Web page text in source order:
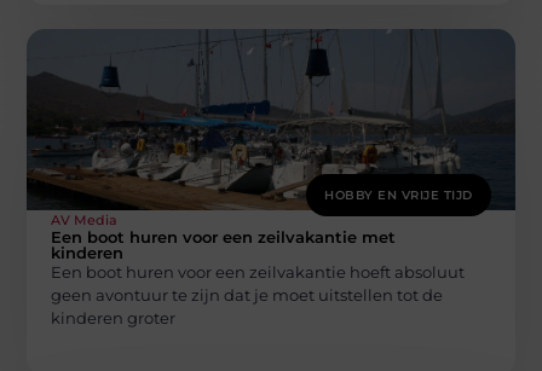
HOBBY EN VRIJE TIJD
AV Media
Een boot huren voor een zeilvakantie met
kinderen
Een boot huren voor een zeilvakantie hoeft absoluut
geen avontuur te zijn dat je moet uitstellen tot de
kinderen groter